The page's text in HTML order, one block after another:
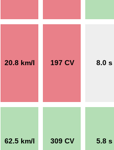
20.8 km/l 197 CV 8.0 s
62.5 km/l 309 CV 5.8 s